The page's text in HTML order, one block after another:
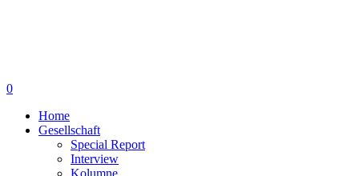
0
Home
Gesellschaft
Special Report
Interview
Kolumne